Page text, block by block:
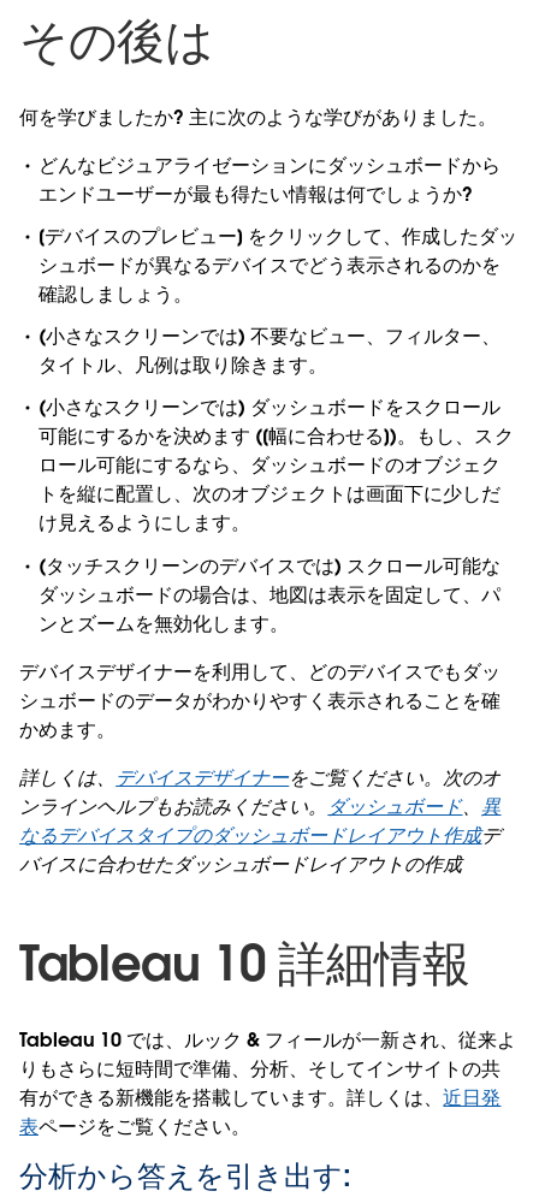
その後は
何を学びましたか? 主に次のような学びがありました。
どんなビジュアライゼーションにダッシュボードから
エンドユーザーが最も得たい情報は何でしょうか?
[デバイスのプレビュー] をクリックして、作成したダッ
シュボードが異なるデバイスでどう表示されるのかを
確認しましょう。
(小さなスクリーンでは) 不要なビュー、フィルター、
タイトル、凡例は取り除きます。
(小さなスクリーンでは) ダッシュボードをスクロール
可能にするかを決めます ([幅に合わせる])。もし、スク
ロール可能にするなら、ダッシュボードのオブジェク
トを縦に配置し、次のオブジェクトは画面下に少しだ
け見えるようにします。
(タッチスクリーンのデバイスでは) スクロール可能な
ダッシュボードの場合は、地図は表示を固定して、パ
ンとズームを無効化します。
デバイスデザイナーを利用して、どのデバイスでもダッ
シュボードのデータがわかりやすく表示されることを確
かめます。
詳しくは、 デバイスデザイナーをご覧ください。次のオ
ンラインヘルプもお読みください。
ダッシュボード、異
なるデバイスタイプのダッシュボードレイアウト作成デ
バイスに合わせたダッシュボードレイアウトの作成
Tableau 10 詳細情報
Tableau 10 では、ルック & フィールが一新され、従来よ
りもさらに短時間で準備、分析、そしてインサイトの共
有ができる新機能を搭載しています。詳しくは、近日発
表ページをご覧ください。
分析から答えを引き出す: